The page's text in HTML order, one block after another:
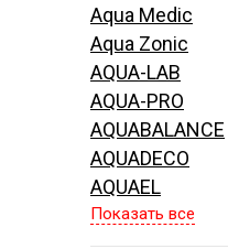
Aqua Medic
Aqua Zonic
AQUA-LAB
AQUA-PRO
AQUABALANCE
AQUADECO
AQUAEL
Показать все